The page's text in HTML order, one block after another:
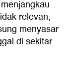
relevan,
menyasar
di sekitar